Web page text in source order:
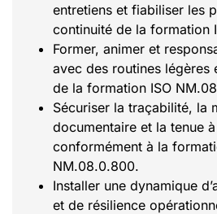
entretiens et fiabiliser les
continuité de la formation
Former, animer et
avec des routines légères
de la formation ISO
Sécuriser la traçabilité, la
documentaire et la tenue
conformément à la
NM.08.0.800.
Installer une dynamique
et de résilience